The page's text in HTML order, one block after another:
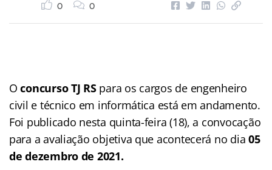
0 0
Oconcurso TJ RSpara os cargos de engenheiro
civil e técnico em informática está em andamento.
Foi publicado nesta quinta-feira (18), a convocação
para a avaliação objetiva que acontecerá no dia05
de dezembro de 2021.